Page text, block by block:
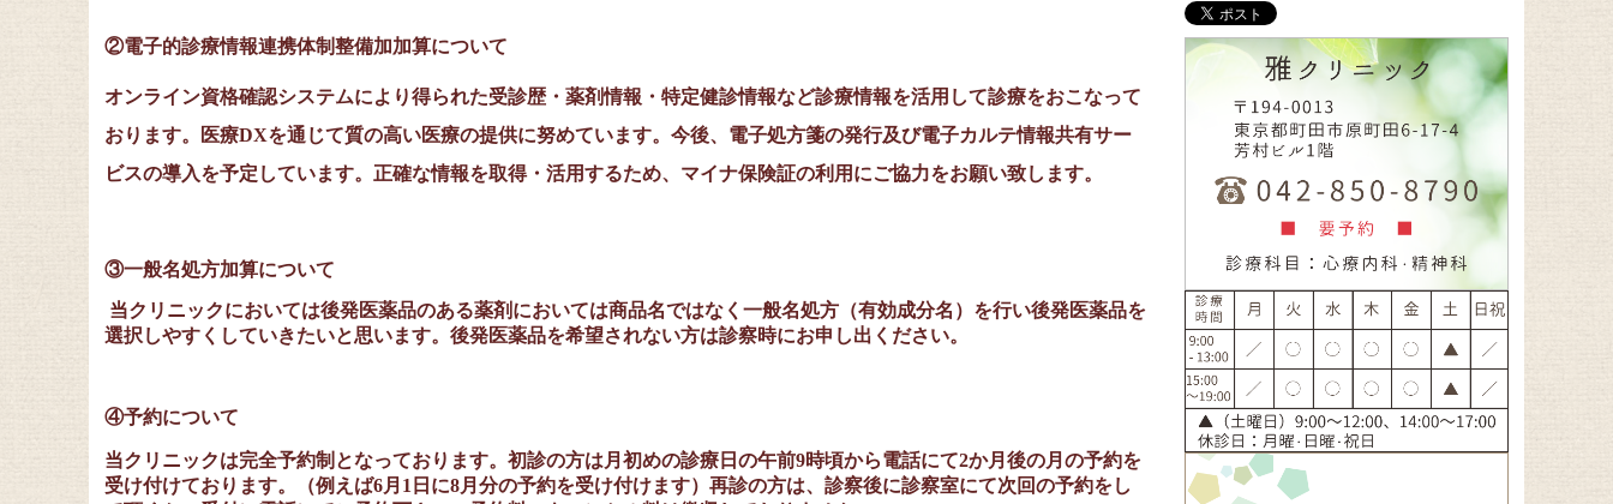
②電子的診療情報連携体制整備加加算について
オンライン資格確認システムにより得られた受診歴・薬剤情報・特定健診情報など診療情報を活用して診療をおこなって
おります。医療DXを通じて質の高い医療の提供に努めています。 今後、電子処方箋の発行及び電子カルテ情報共有サー
ビスの導入を予定しています。正確な情報を取得・活用するため、マイナ保険証の利用にご協力をお願い致します。
③一般名処方加算について
当クリニックにおいては後発医薬品のある薬剤においては商品名ではなく一般名処方（有効成分名）を行い後発医薬品を
選択しやすくしていきたいと思います。後発医薬品を希望されない方は診察時にお申し出ください。
④予約について
当クリニックは完全予約制となっております。初診の方は月初めの診療日の午前9時頃から電話にて2か月後の月の予約を
受け付けております。（例えば6月 1 日に8月分の予約を受け付けます）再診の方は、診察後に診察室にて次回の予約をし